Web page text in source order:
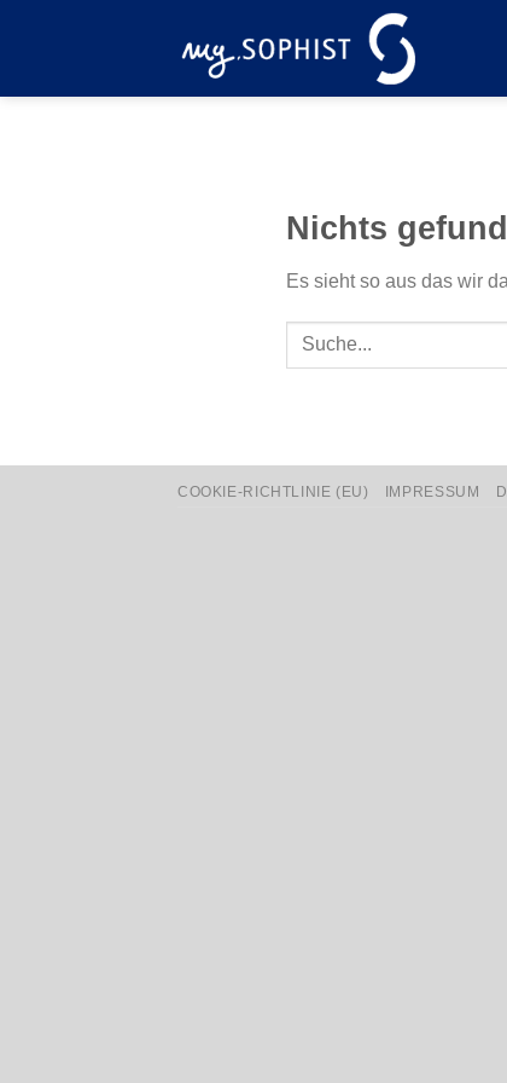
Nichts
Es sieht so aus das wir
COOKIE-RICHTLINIE (EU) IMPRESSUM